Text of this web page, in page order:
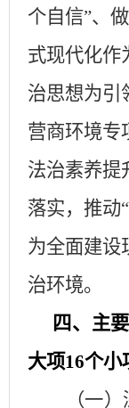
个自信”、
式现代化作
治思想为引
营商环境专
法治素养提
落实，推动
为全面建设
治环境。
四、主
大项16个小
（一